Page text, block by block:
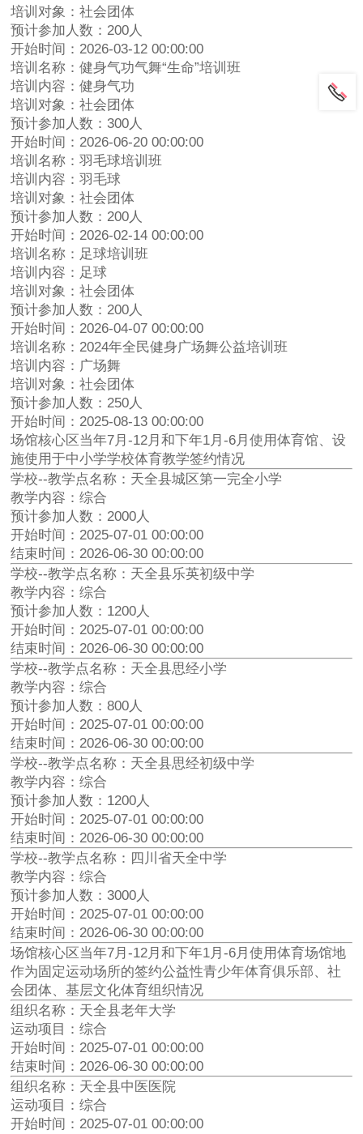
培训对象：社会团体
预计参加人数：200人
开始时间：2026-03-12 00:00:00
培训名称：健身气功气舞“生命”培训班
培训内容：健身气功
培训对象：社会团体
预计参加人数：300人
开始时间：2026-06-20 00:00:00
培训名称：羽毛球培训班
培训内容：羽毛球
培训对象：社会团体
预计参加人数：200人
开始时间：2026-02-14 00:00:00
培训名称：足球培训班
培训内容：足球
培训对象：社会团体
预计参加人数：200人
开始时间：2026-04-07 00:00:00
培训名称：2024年全民健身广场舞公益培训班
培训内容：广场舞
培训对象：社会团体
预计参加人数：250人
开始时间：2025-08-13 00:00:00
场馆核心区当年7月-12月和下年1月-6月使用体育馆、设
施使用于中小学学校体育教学签约情况
学校--教学点名称：天全县城区第一完全小学
教学内容：综合
预计参加人数：2000人
开始时间：2025-07-01 00:00:00
结束时间：2026-06-30 00:00:00
学校--教学点名称：天全县乐英初级中学
教学内容：综合
预计参加人数：1200人
开始时间：2025-07-01 00:00:00
结束时间：2026-06-30 00:00:00
学校--教学点名称：天全县思经小学
教学内容：综合
预计参加人数：800人
开始时间：2025-07-01 00:00:00
结束时间：2026-06-30 00:00:00
学校--教学点名称：天全县思经初级中学
教学内容：综合
预计参加人数：1200人
开始时间：2025-07-01 00:00:00
结束时间：2026-06-30 00:00:00
学校--教学点名称：四川省天全中学
教学内容：综合
预计参加人数：3000人
开始时间：2025-07-01 00:00:00
结束时间：2026-06-30 00:00:00
场馆核心区当年7月-12月和下年1月-6月使用体育场馆地
作为固定运动场所的签约公益性青少年体育俱乐部、社
会团体、基层文化体育组织情况
组织名称：天全县老年大学
运动项目：综合
开始时间：2025-07-01 00:00:00
结束时间：2026-06-30 00:00:00
组织名称：天全县中医医院
运动项目：综合
开始时间：2025-07-01 00:00:00